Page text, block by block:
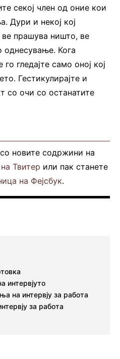
секој член од оние кои
Дури и некој кој
прашува ништо, ве
однесување. Кога
гледајте само оној кој
Гестикулирајте и
со очи со останатите
новите содржини на
на Твитер или пак станете
на Фејсбук.
интервјуто
на интервју за работа
за работа